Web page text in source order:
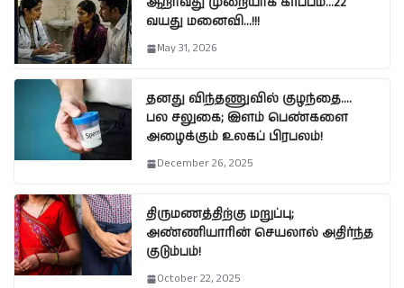
வயது மனைவி…!!!
May 31, 2026
தனது விந்தணுவில் குழந்தை….
பல சலுகை; இளம் பெண்களை
அழைக்கும் உலகப் பிரபலம்!
December 26, 2025
திருமணத்திற்கு மறுப்பு;
அண்ணியாரின் செயலால் அதிர்ந்த
குடும்பம்!
October 22, 2025